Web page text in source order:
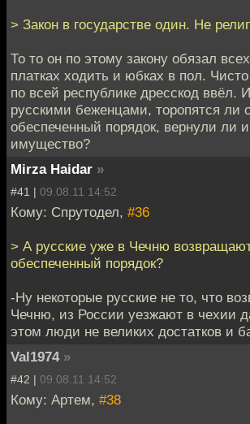
> Закон в государстве один. Не
То то он по этому закону обязал
платках ходить и юбках в пол.
по всей республике дресскод ввёл.
русскими беженцами, торопятся ли
обеспеченный порядок, вернули ли
имущество?
Mirza Haidar »
#41 | 09.08.11 14:52
Кому: Спрутодел, #36
> А русские уже в Чечню
обеспеченный порядок?
-Ну некоторые русские не то, что
Чечню, из России уезжают в чехии
этом люди не великих достатков и
Val1974 »
#42 | 09.08.11 14:52
Кому: Артем, #38